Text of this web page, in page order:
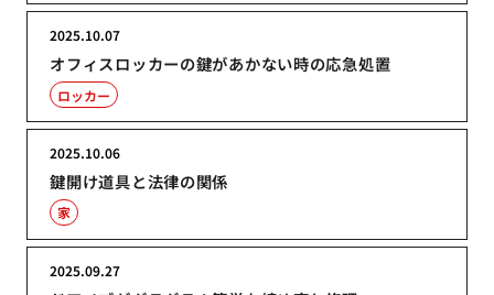
オフィスロッカーの鍵があかない時の応急処置
2025.10.07
ロッカー
鍵開け道具と法律の関係
2025.10.06
家
2025.09.27